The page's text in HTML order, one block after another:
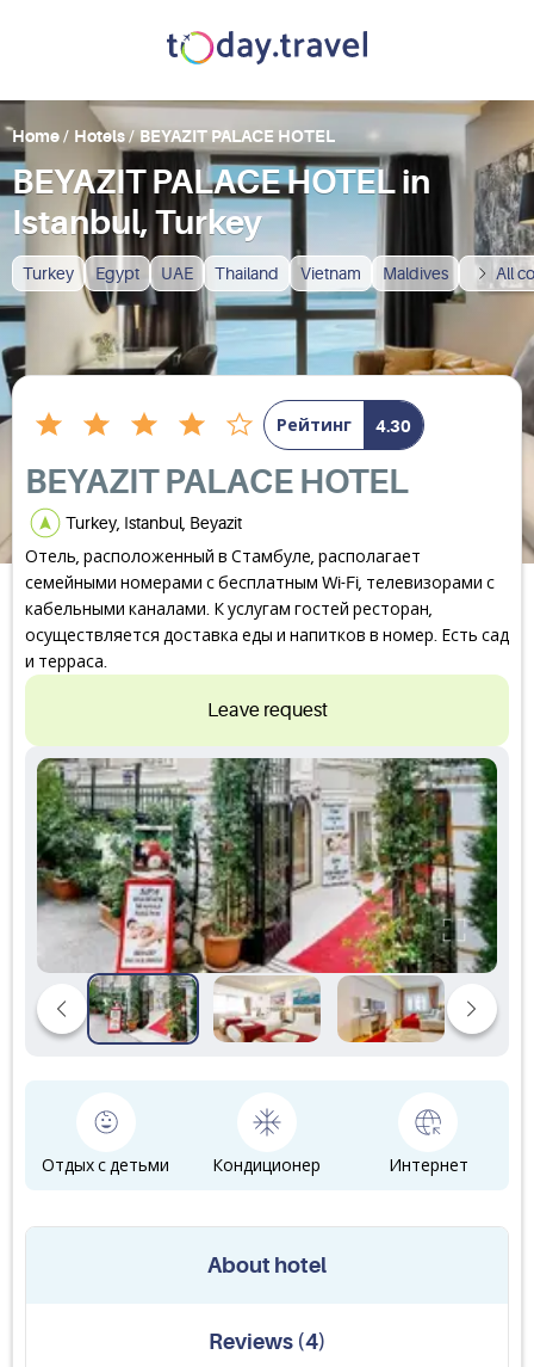
Turkey Egypt UAE Thailand Vietnam Maldives All
Home/ Hotels/ BEYAZIT PALACE HOTEL
BEYAZIT PALACE HOTEL in
Istanbul, Turkey
Рейтинг 4.30
BEYAZIT PALACE HOTEL
Turkey, Istanbul, Beyazit
Отель, расположенный в Стамбуле, располагает
семейными номерами с бесплатным Wi-Fi, телевизорами с
кабельными каналами. К услугам гостей ресторан,
осуществляется доставка еды и напитков в номер. Есть сад
и терраса.
Leave request
Отдых с детьми Кондиционер Интернет
About hotel
Reviews(4)